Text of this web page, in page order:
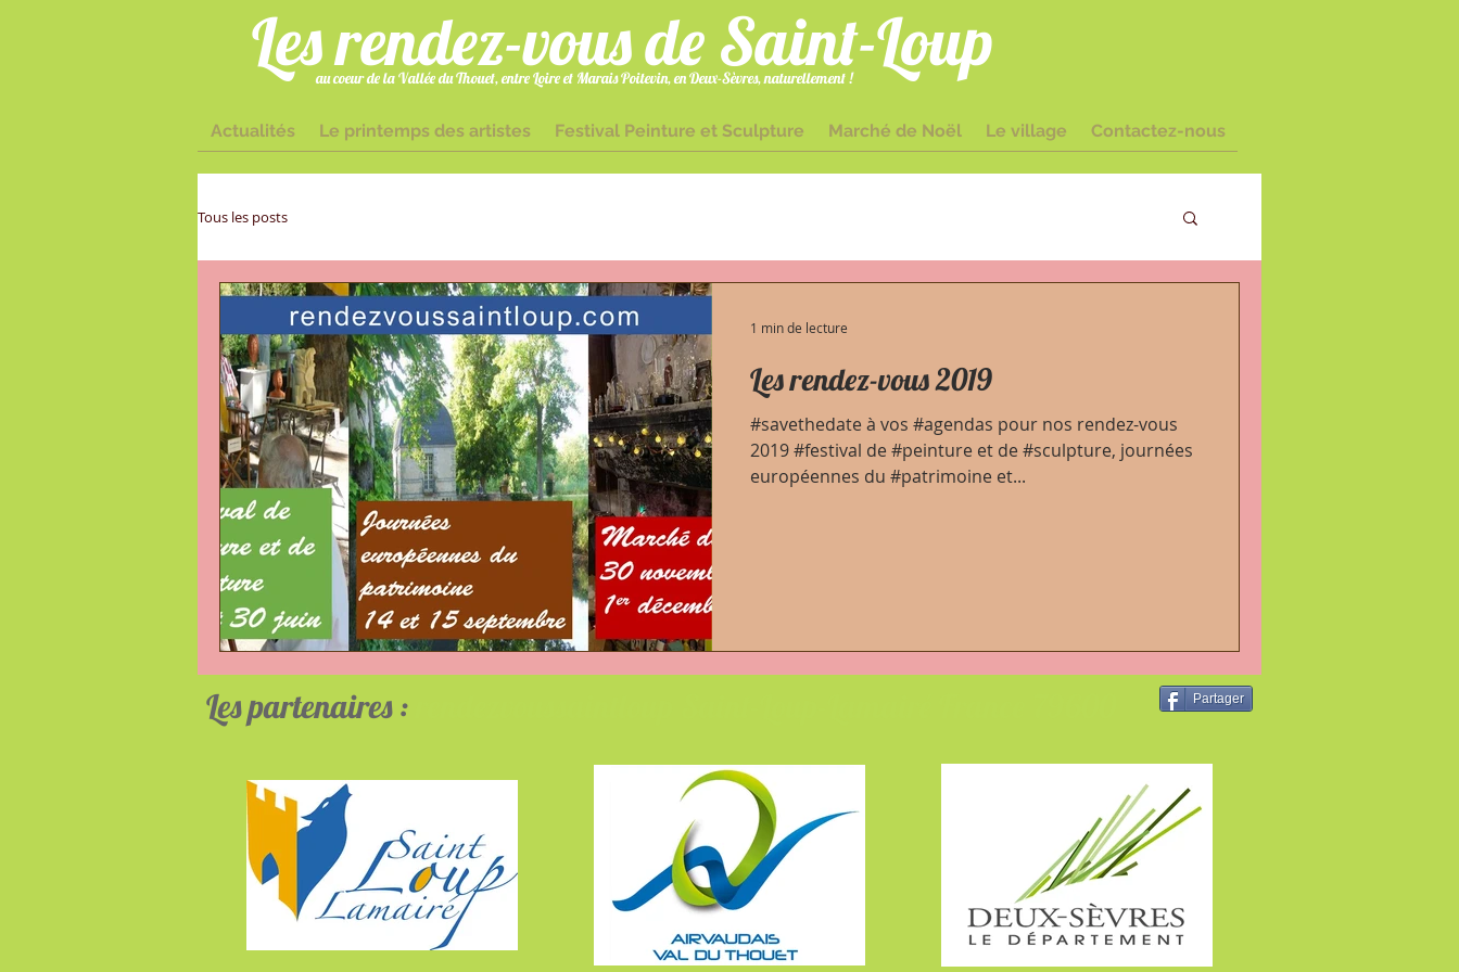
Les rendez-vous de Saint-Loup
au coeur de la Vallée du Thouet, entre Loire et Marais Poitevin, en Deux-Sèvres, naturellement !
Actualités Le printemps des artistes Festival Peinture et Sculpture Marché de Noël Le village Contactez-nous
Tous les posts
Les rendez-vous 2019
#savethedate à vos #agendas pour nos rendez-vous
2019 #festival de #peinture et de #sculpture, journées
européennes du #patrimoine et...
1 min de lecture
Les partenaires : Partager